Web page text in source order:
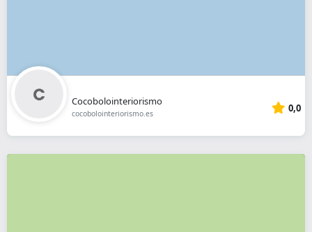
Cocobolointeriorismo
cocobolointeriorismo.es 0,0